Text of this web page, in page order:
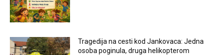
Tragedija na cesti kod Jankovaca: Jedna
osoba poginula, druga helikopterom